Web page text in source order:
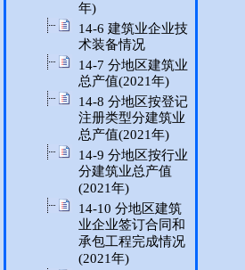
年)
14-6 建筑业企业技
术装备情况
14-7 分地区建筑业
总产值(2021年)
14-8 分地区按登记
注册类型分建筑业
总产值(2021年)
14-9 分地区按行业
分建筑业总产值
(2021年)
14-10 分地区建筑
业企业签订合同和
承包工程完成情况
(2021年)